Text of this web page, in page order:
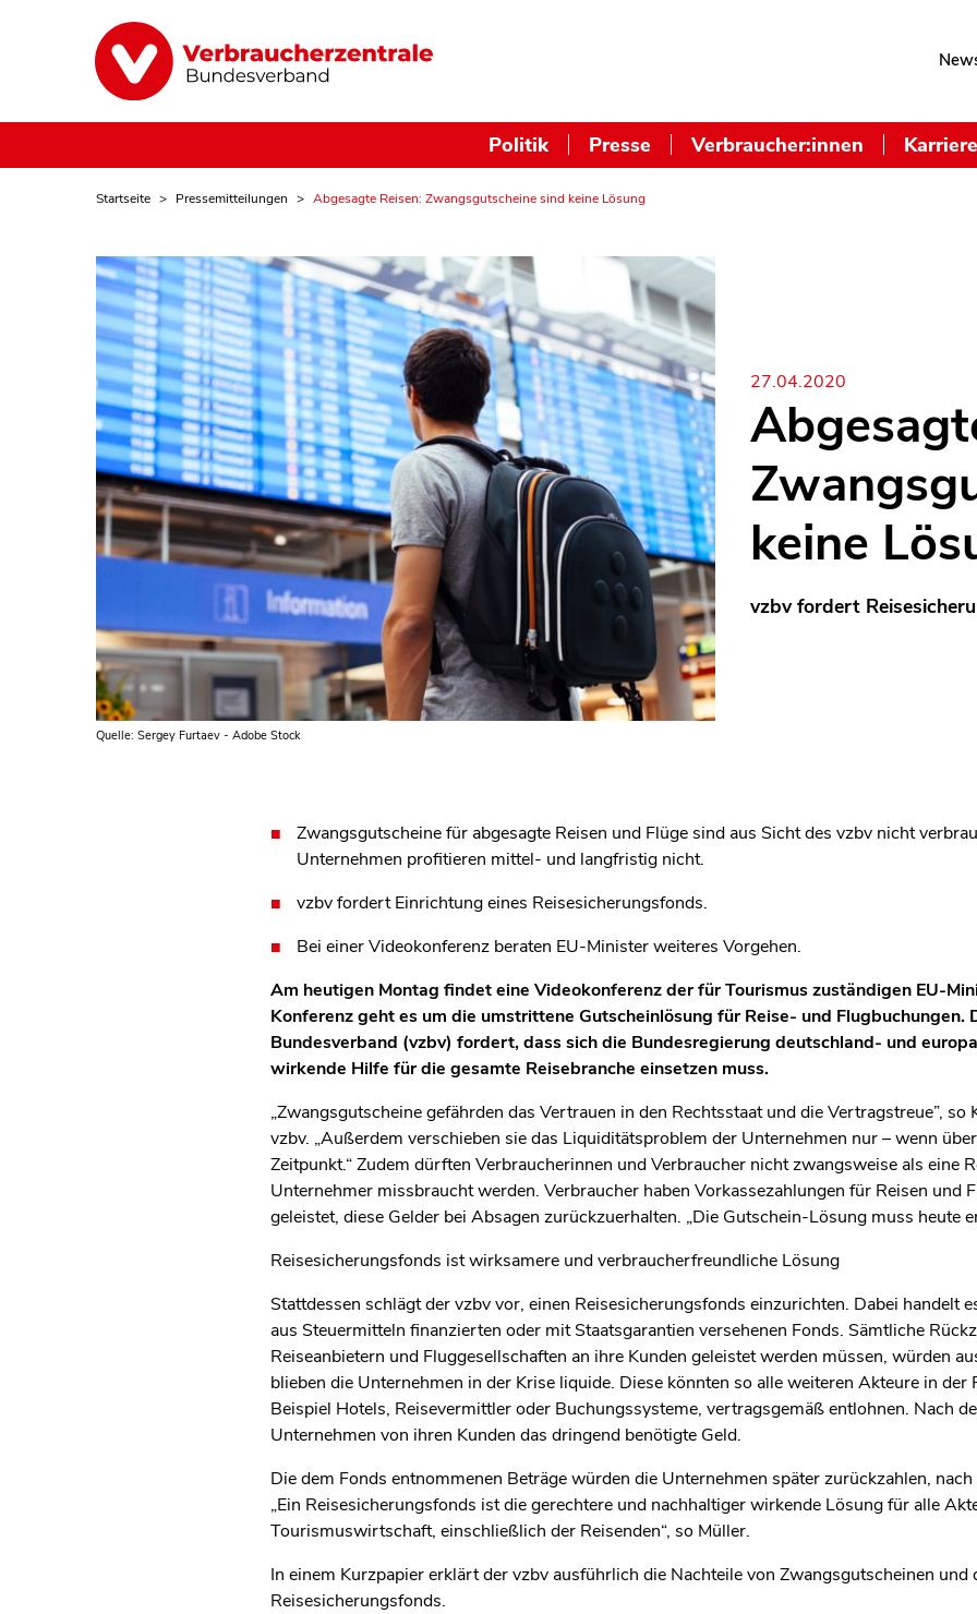
Politik Presse Verbraucher:innen Karriere
Startseite Pressemitteilungen Abgesagte Reisen: Zwangsgutscheine sind keine Lösung
Quelle: Sergey Furtaev - Adobe Stock
27.04.2020
keine
vzbv fordert
Zwangsgutscheine für abgesagte Reisen und Flüge sind aus Sicht des vzbv nicht
Unternehmen profitieren mittel- und langfristig nicht.
vzbv fordert Einrichtung eines Reisesicherungsfonds.
Bei einer Videokonferenz beraten EU-Minister weiteres Vorgehen.
Am heutigen Montag findet eine Videokonferenz der für Tourismus zuständigen EU-
Konferenz geht es um die umstrittene Gutscheinlösung für Reise- und Flugbuchungen.
Bundesverband (vzbv) fordert, dass sich die Bundesregierung deutschland- und
wirkende Hilfe für die gesamte Reisebranche einsetzen muss.
„Zwangsgutscheine gefährden das Vertrauen in den Rechtsstaat und die Vertragstreue”, so
vzbv. „Außerdem verschieben sie das Liquiditätsproblem der Unternehmen nur – wenn
Zeitpunkt.“ Zudem dürften Verbraucherinnen und Verbraucher nicht zwangsweise als eine
Unternehmer missbraucht werden. Verbraucher haben Vorkassezahlungen für Reisen und
geleistet, diese Gelder bei Absagen zurückzuerhalten. „Die Gutschein-Lösung muss heute
Reisesicherungsfonds ist wirksamere und verbraucherfreundliche Lösung
Stattdessen schlägt der vzbv vor, einen Reisesicherungsfonds einzurichten. Dabei handelt
aus Steuermitteln finanzierten oder mit Staatsgarantien versehenen Fonds. Sämtliche
Reiseanbietern und Fluggesellschaften an ihre Kunden geleistet werden müssen, würden
blieben die Unternehmen in der Krise liquide. Diese könnten so alle weiteren Akteure in der
Beispiel Hotels, Reisevermittler oder Buchungssysteme, vertragsgemäß entlohnen. Nach
Unternehmen von ihren Kunden das dringend benötigte Geld.
Die dem Fonds entnommenen Beträge würden die Unternehmen später zurückzahlen,
„Ein Reisesicherungsfonds ist die gerechtere und nachhaltiger wirkende Lösung für alle
Tourismuswirtschaft, einschließlich der Reisenden“, so Müller.
In einem Kurzpapier erklärt der vzbv ausführlich die Nachteile von Zwangsgutscheinen und
Reisesicherungsfonds.